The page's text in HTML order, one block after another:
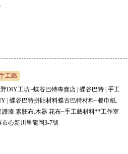
工藝
DIY工坊~蝶谷巴特專賣店 | 蝶谷巴特 | 手工
| 蝶谷巴特拼貼材料蝶古巴特材料~餐巾紙.
護漆.素胚布.木器.花布~手工藝材料**工作室
市心新川里龍岡3-7號